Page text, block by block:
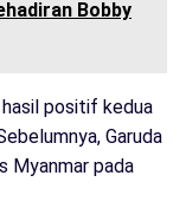
Bobby
positif kedua
Garuda
Myanmar pada